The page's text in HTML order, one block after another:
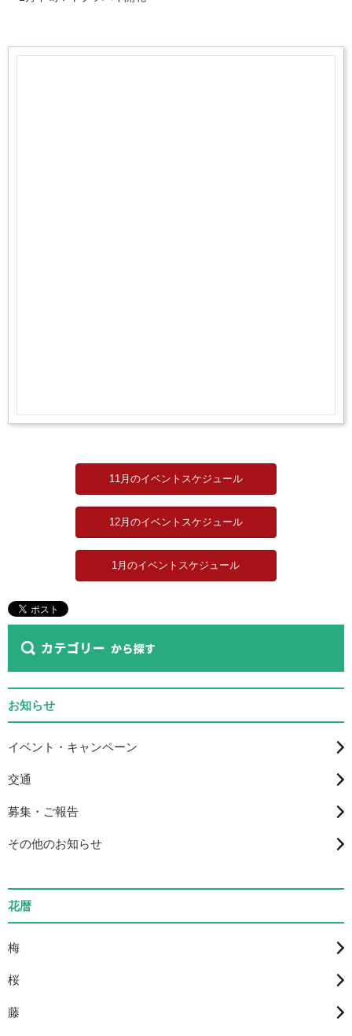
11月のイベントスケジュール
12月のイベントスケジュール
1月のイベントスケジュール
お知らせ
イベント・キャンペーン
交通
募集・ご報告
その他のお知らせ
花暦
梅
桜
藤